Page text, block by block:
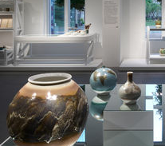
의 대한국 무역적자 있어"
…초유의 압수수색에 '충격·당황'
경신…영등포 순간 '40도'
수색…내란 중요임무종사 혐의
오른 801.67 마감
내린 6296.38 마감
1423.8원 마감